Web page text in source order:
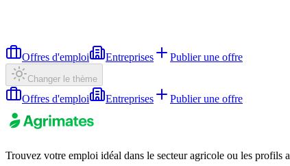
Offres d'emploi Entreprises Publier une offre
Changer le thème
Offres d'emploi Entreprises Publier une offre
Trouvez votre emploi idéal dans le secteur agricole ou les profils